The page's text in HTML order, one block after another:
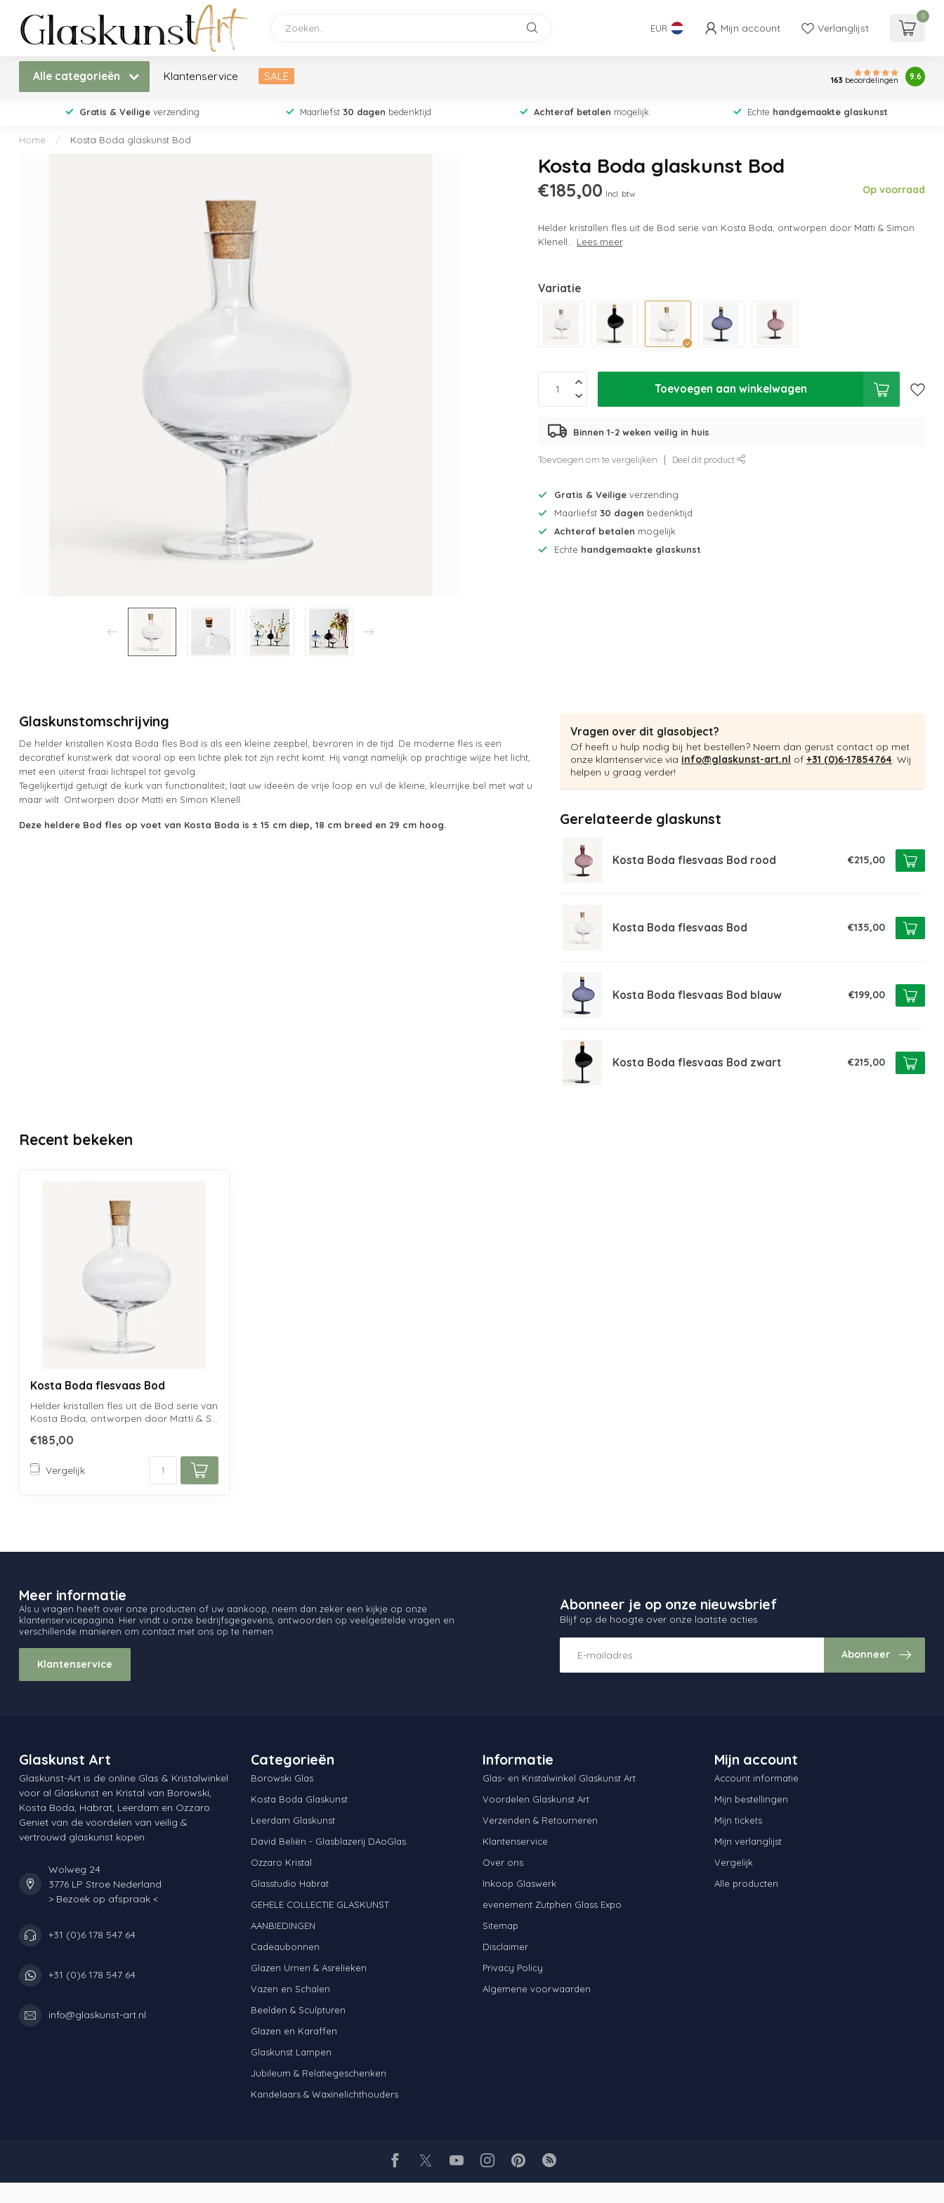
EUR Mijn account Verlanglijst
0
Alle categorieën Klantenservice SALE 163 beoordelingen 9.6
Gratis & Veiligeverzending Maarliefst 30 dagen bedenktijd Achteraf betalen mogelijk Echte handgemaakte glaskunst
Home / Kosta Boda glaskunst Bod
Kosta Boda glaskunst Bod
€185,00 Incl. btw Op voorraad
Helder kristallen fles uit de Bod serie van Kosta Boda, ontworpen door Matti & Simon
Klenell... Lees meer.
Variatie
Toevoegen aan winkelwagen
Binnen 1-2 weken veilig in huis
Toevoegen om te vergelijken Deel dit product
Gratis & Veilige verzending
Maarliefst30 dagen bedenktijd
Achteraf betalen mogelijk
Echte handgemaakte glaskunst
Glaskunstomschrijving
De helder kristallen Kosta Boda fles Bod is als een kleine zeepbel, bevroren in de tijd. De moderne fles is een
decoratief kunstwerk dat vooral op een lichte plek tot zijn recht komt. Hij vangt namelijk op prachtige wijze het licht,
met een uiterst fraai lichtspel tot gevolg.
Tegelijkertijd getuigt de kurk van functionaliteit; laat uw ideeën de vrije loop en vul de kleine, kleurrijke bel met wat u
maar wilt. Ontworpen door Matti en Simon Klenell.
Deze heldere Bod fles op voet van Kosta Boda is ± 15 cm diep, 18 cm breed en 29 cm hoog.
Vragen over dit glasobject?
Of heeft u hulp nodig bij het bestellen? Neem dan gerust contact op met
onze klantenservice via info@glaskunst-art.nl of +31 (0)6-17854764. Wij
helpen u graag verder!
Gerelateerde glaskunst
Kosta Boda flesvaas Bod rood €215,00
Kosta Boda flesvaas Bod €135,00
Kosta Boda flesvaas Bod blauw €199,00
Kosta Boda flesvaas Bod zwart €215,00
Recent bekeken
Kosta Boda flesvaas Bod
Helder kristallen fles uit de Bod serie van
Kosta Boda, ontworpen door Matti & S...
€185,00
Vergelijk
Meer informatie
Als u vragen heeft over onze producten of uw aankoop, neem dan zeker een kijkje op onze
klantenservicepagina. Hier vindt u onze bedrijfsgegevens, antwoorden op veelgestelde vragen en
verschillende manieren om contact met ons op te nemen.
Klantenservice
Abonneer je op onze nieuwsbrief
Blijf op de hoogte over onze laatste acties
Abonneer
Glaskunst Art
Glaskunst-Art is de online Glas & Kristalwinkel
voor al Glaskunst en Kristal van Borowski,
Kosta Boda, Habrat, Leerdam en Ozzaro.
Geniet van de voordelen van veilig &
vertrouwd glaskunst kopen.
Wolweg 24
3776 LP Stroe Nederland
> Bezoek op afspraak <
+31 (0)6 178 547 64
+31 (0)6 178 547 64
info@glaskunst-art.nl
Categorieën
Borowski Glas
Kosta Boda Glaskunst
Leerdam Glaskunst
David Beliën - Glasblazerij DAoGlas
Ozzaro Kristal
Glasstudio Habrat
GEHELE COLLECTIE GLASKUNST
AANBIEDINGEN
Cadeaubonnen
Glazen Urnen & Asrelieken
Vazen en Schalen
Beelden & Sculpturen
Glazen en Karaffen
Glaskunst Lampen
Jubileum & Relatiegeschenken
Kandelaars & Waxinelichthouders
Informatie
Glas- en Kristalwinkel Glaskunst Art
Voordelen Glaskunst Art
Verzenden & Retourneren
Klantenservice
Over ons
Inkoop Glaswerk
evenement Zutphen Glass Expo
Sitemap
Disclaimer
Privacy Policy
Algemene voorwaarden
Mijn account
Account informatie
Mijn bestellingen
Mijn tickets
Mijn verlanglijst
Vergelijk
Alle producten